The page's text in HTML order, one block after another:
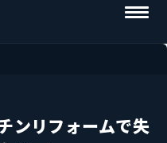
ンリフォームで失